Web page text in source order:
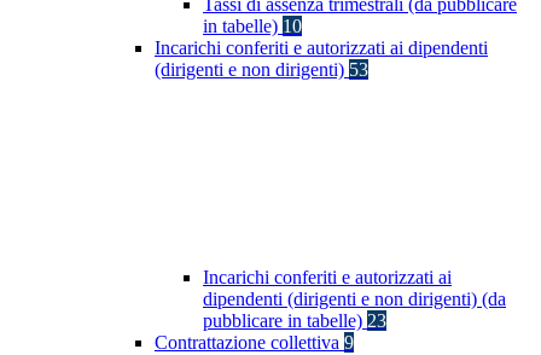
Tassi di assenza trimestrali (da pubblicare
in tabelle) 10
Incarichi conferiti e autorizzati ai dipendenti
(dirigenti e non dirigenti) 53
Incarichi conferiti e autorizzati ai
dipendenti (dirigenti e non dirigenti) (da
pubblicare in tabelle) 23
Contrattazione collettiva 9